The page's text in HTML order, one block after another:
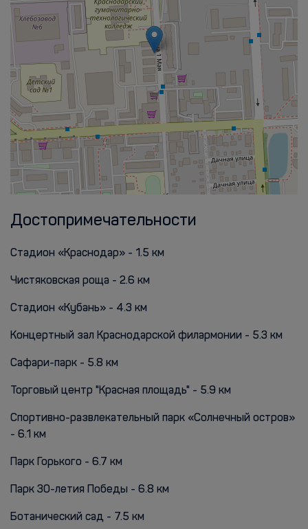
Достопримечательности
Стадион «Краснодар» - 1.5 км
Чистяковская роща - 2.6 км
Стадион «Кубань» - 4.3 км
Концертный зал Краснодарской филармонии - 5.3 км
Сафари-парк - 5.8 км
Торговый центр "Красная площадь" - 5.9 км
Спортивно-развлекательный парк «Солнечный остров»
- 6.1 км
Парк Горького - 6.7 км
Парк 30-летия Победы - 6.8 км
Ботанический сад - 7.5 км